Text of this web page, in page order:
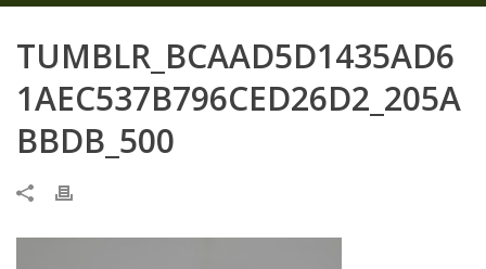
TUMBLR_BCAAD5D1435AD6
1AEC537B796CED26D2_205A
BBDB_500